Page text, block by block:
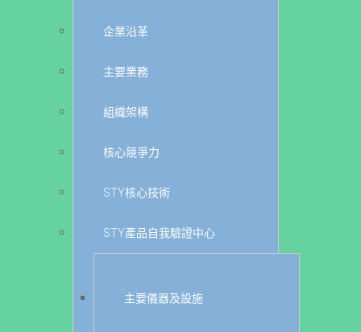
企業沿革
主要業務
組織架構
核心競爭力
STY核心技術
STY產品自我驗證中心
主要儀器及設施